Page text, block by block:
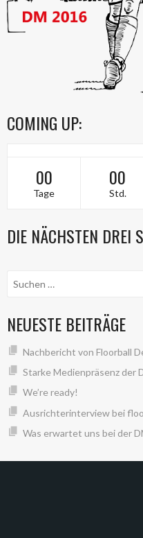
COMING UP:
00
Tage
00
Std.
DIE NÄCHSTEN DREI
NEUESTE BEITRÄGE
Nachbericht von Floorball
Starke Medienpräsenz der
We’re ready!
Ausrichterinterview bei
Was erwartet uns bei der